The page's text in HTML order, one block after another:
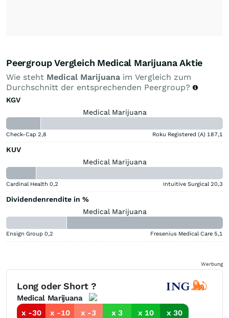
Peergroup Vergleich Medical Marijuana Aktie
Wie steht Medical Marijuana im Vergleich zum
Durchschnitt der entsprechenden Peergroup?
KGV
Medical Marijuana
Check-Cap 2,8 Roku Registered (A) 187,1
KUV
Medical Marijuana
Cardinal Health 0,2 Intuitive Surgical 20,3
Dividendenrendite in %
Medical Marijuana
Ensign Group 0,2 Fresenius Medical Care 5,1
Werbung
Long oder Short ?
Medical Marijuana
x -30
x -10 x -3 x 3 x 10 x 30